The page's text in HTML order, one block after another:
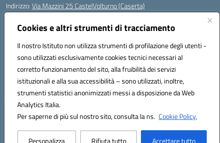
Cookies e altri strumenti di tracciamento
Il nostro Istituto non utilizza strumenti di profilazione degli utenti -
sono utilizzati esclusivamente cookies tecnici necessari al
corretto funzionamento del sito, alla fruibilità dei servizi
istituzionali e alla sua accessibilità – sono utilizzati, inoltre,
strumenti statistici anonimizzati messi a disposizione da Web
Analytics Italia.
Per saperne di più sul nostro sito, consulta la ns. Cookie Policy.
Personalizza Rifiuta tutto Accettare tutto
Indirizzo:Via Mazzini 25 CastelVolturno (Caserta)
Centralino:
Posta elettronica certificata (PEC):ceis014005@pec.istruzione.it
Codice fiscale: 93063510619
Codice meccanografico:CEIS014005
Codice Indice delle Pubbliche Amministrazioni (IPA): istsc_ceis014005
Codice unico di fatturazione (CUF): UOU8EW
Hosting & Powered by 3D Solution S.r.l.
Concept & Design by Designers Italia